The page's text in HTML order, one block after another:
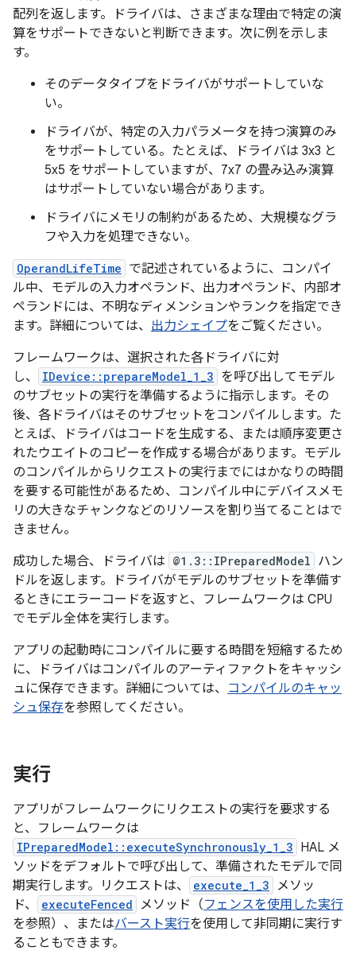
配列を返します。ドライバは、さまざまな理由で特定の演
算をサポートできないと判断できます。次に例を示しま
す。
そのデータタイプをドライバがサポートしていな
い。
ドライバが、特定の入力パラメータを持つ演算のみ
をサポートしている。たとえば、ドライバは 3x3 と
5x5 をサポートしていますが、7x7 の畳み込み演算
はサポートしていない場合があります。
ドライバにメモリの制約があるため、大規模なグラ
フや入力を処理できない。
OperandLifeTime で記述されているように、コンパイ
ル中、モデルの入力オペランド、出力オペランド、内部オ
ペランドには、不明なディメンションやランクを指定でき
ます。詳細については、 出力シェイプをご覧ください。
フレームワークは、選択された各ドライバに対
し、
IDevice::prepareModel_1_3 を呼び出してモデル
のサブセットの実行を準備するように指示します。その
後、各ドライバはそのサブセットをコンパイルします。た
とえば、ドライバはコードを生成する、または順序変更さ
れたウエイトのコピーを作成する場合があります。モデル
のコンパイルからリクエストの実行までにはかなりの時間
を要する可能性があるため、コンパイル中にデバイスメモ
リの大きなチャンクなどのリソースを割り当てることはで
きません。
成功した場合、ドライバは @1.3::IPreparedModel ハン
ドルを返します。ドライバがモデルのサブセットを準備す
るときにエラーコードを返すと、フレームワークは CPU
でモデル全体を実行します。
アプリの起動時にコンパイルに要する時間を短縮するため
に、ドライバはコンパイルのアーティファクトをキャッシ
ュに保存できます。詳細については、 コンパイルのキャッ
シュ保存を参照してください。
実行
アプリがフレームワークにリクエストの実行を要求する
と、フレームワークは
IPreparedModel::executeSynchronously_1_3 HAL メ
ソッドをデフォルトで呼び出して、準備されたモデルで同
期実行します。リクエストは、
execute_1_3
メソッ
ド、
executeFenced メソッド（フェンスを使用した実行
を参照）、またはバースト実行を使用して非同期に実行す
ることもできます。